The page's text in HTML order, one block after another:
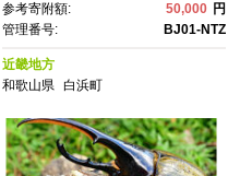
参考寄附額:
50,000 円
管理番号:
BJ01-NTZ
近畿地方
和歌山県 白浜町